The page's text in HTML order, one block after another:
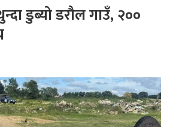
डुब्यो डरौल गाउँ, २००